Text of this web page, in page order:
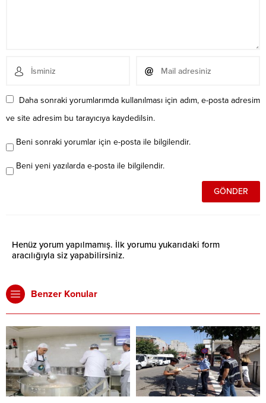
Daha sonraki yorumlarımda kullanılması için adım, e-posta adresim
ve site adresim bu tarayıcıya kaydedilsin.
Beni sonraki yorumlar için e-posta ile bilgilendir.
Beni yeni yazılarda e-posta ile bilgilendir.
Henüz yorum yapılmamış. İlk yorumu yukarıdaki form
aracılığıyla siz yapabilirsiniz.
Benzer Konular